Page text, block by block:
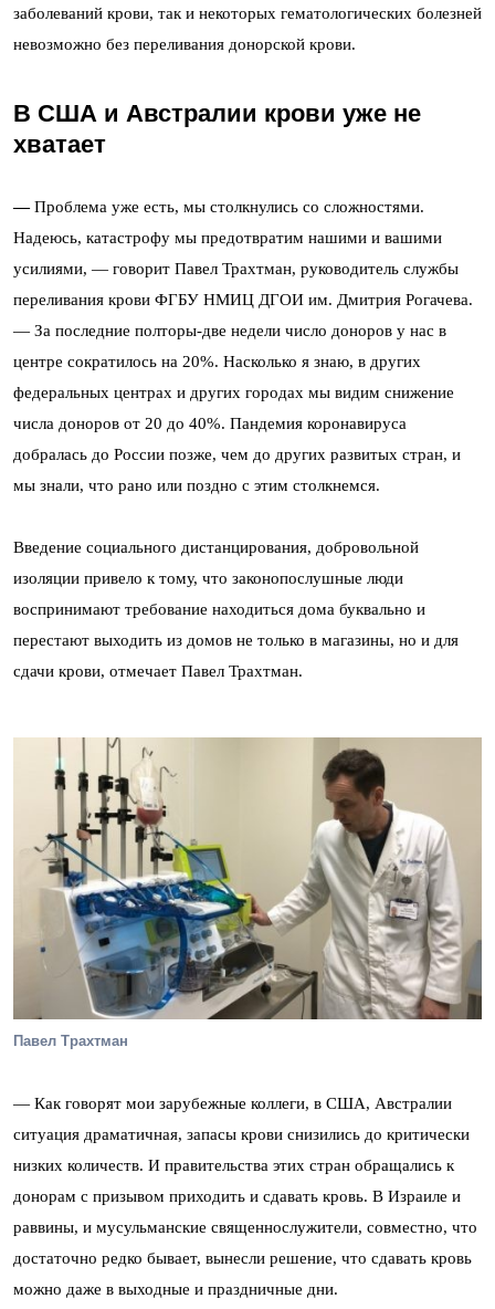
заболеваний крови, так и некоторых гематологических болезней
невозможно без переливания донорской крови.
В США и Австралии крови уже не
хватает
—Проблема уже есть, мы столкнулись со сложностями.
Надеюсь, катастрофу мы предотвратим нашими и вашими
усилиями, — говорит Павел Трахтман, руководитель службы
переливания крови ФГБУ НМИЦ ДГОИ им. Дмитрия Рогачева.
— За последние полторы-две недели число доноров у нас в
центре сократилось на 20%. Насколько я знаю, в других
федеральных центрах и других городах мы видим снижение
числа доноров от 20 до 40%. Пандемия коронавируса
добралась до России позже, чем до других развитых стран, и
мы знали, что рано или поздно с этим столкнемся.
Введение социального дистанцирования, добровольной
изоляции привело к тому, что законопослушные люди
воспринимают требование находиться дома буквально и
перестают выходить из домов не только в магазины, но и для
сдачи крови, отмечает Павел Трахтман.
Павел Трахтман
— Как говорят мои зарубежные коллеги, в США, Австралии
ситуация драматичная, запасы крови снизились до критически
низких количеств. И правительства этих стран обращались к
донорам с призывом приходить и сдавать кровь. В Израиле и
раввины, и мусульманские священнослужители, совместно, что
достаточно редко бывает, вынесли решение, что сдавать кровь
можно даже в выходные и праздничные дни.